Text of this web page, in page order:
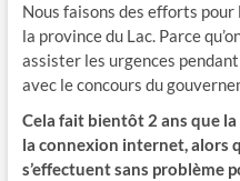
Nous faisons des efforts
la province du Lac. Parce
assister les urgences
avec le concours du
Cela fait bientôt 2 ans que
la connexion internet, alors
s’effectuent sans problème